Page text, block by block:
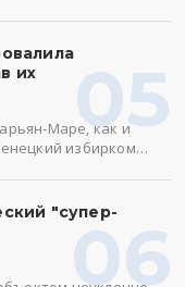
05
их
Маре, как и
избирком…
06
"супер-